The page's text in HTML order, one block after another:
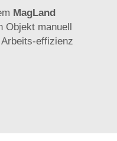
MagLand
Objekt manuell
effizienz